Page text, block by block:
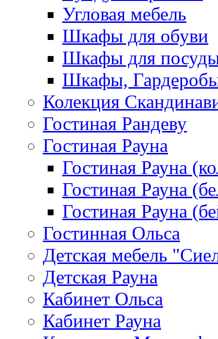
Угловая мебель
Шкафы для обуви
Шкафы для
Шкафы,
Колекция
Гостиная Рандеву
Гостиная Рауна
Гостиная Рауна
Гостиная Рауна
Гостиная Рауна
Гостинная Ольса
Детская мебель
Детская Рауна
Кабинет Ольса
Кабинет Рауна